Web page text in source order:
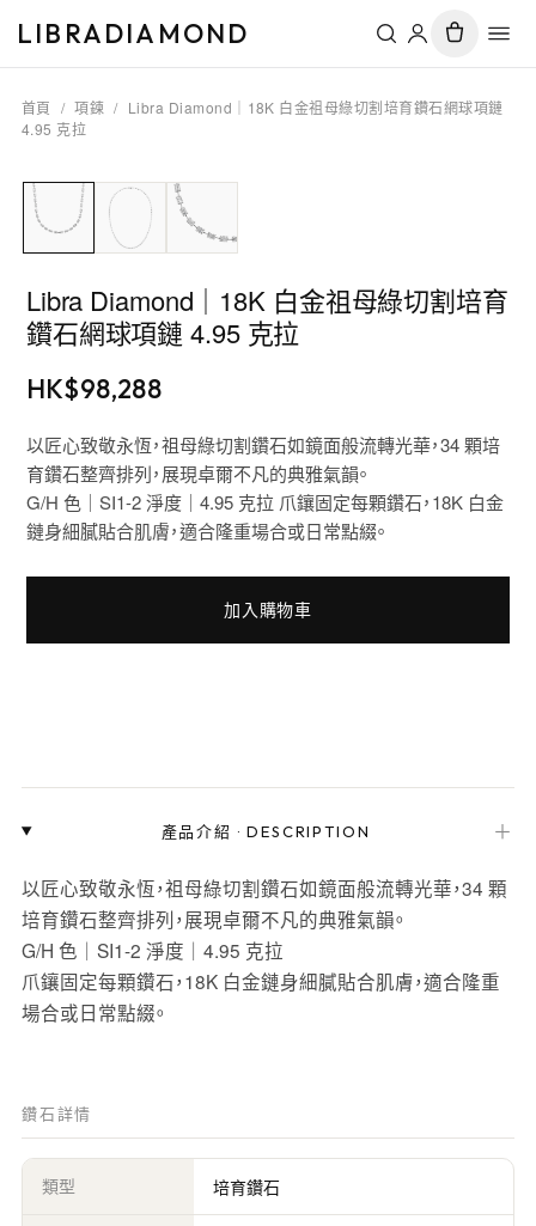
LIBRADIAMOND
首頁 / 項鍊 / Libra Diamond｜18K 白金祖母綠切割培育鑽石網球項鏈
4.95 克拉
Libra Diamond｜18K 白金祖母綠切割培育
鑽石網球項鏈 4.95 克拉
HK$98,288
以匠心致敬永恆，祖母綠切割鑽石如鏡面般流轉光華，34 顆培
育鑽石整齊排列，展現卓爾不凡的典雅氣韻。
G/H 色｜SI1-2 淨度｜4.95 克拉 爪鑲固定每顆鑽石，18K 白金
鏈身細膩貼合肌膚，適合隆重場合或日常點綴。
加入購物車
產品介紹 ·DESCRIPTION ＋
以匠心致敬永恆，祖母綠切割鑽石如鏡面般流轉光華，34 顆
培育鑽石整齊排列，展現卓爾不凡的典雅氣韻。
G/H 色｜SI1-2 淨度｜4.95 克拉
爪鑲固定每顆鑽石，18K 白金鏈身細膩貼合肌膚，適合隆重
場合或日常點綴。
鑽石詳情
類型 培育鑽石